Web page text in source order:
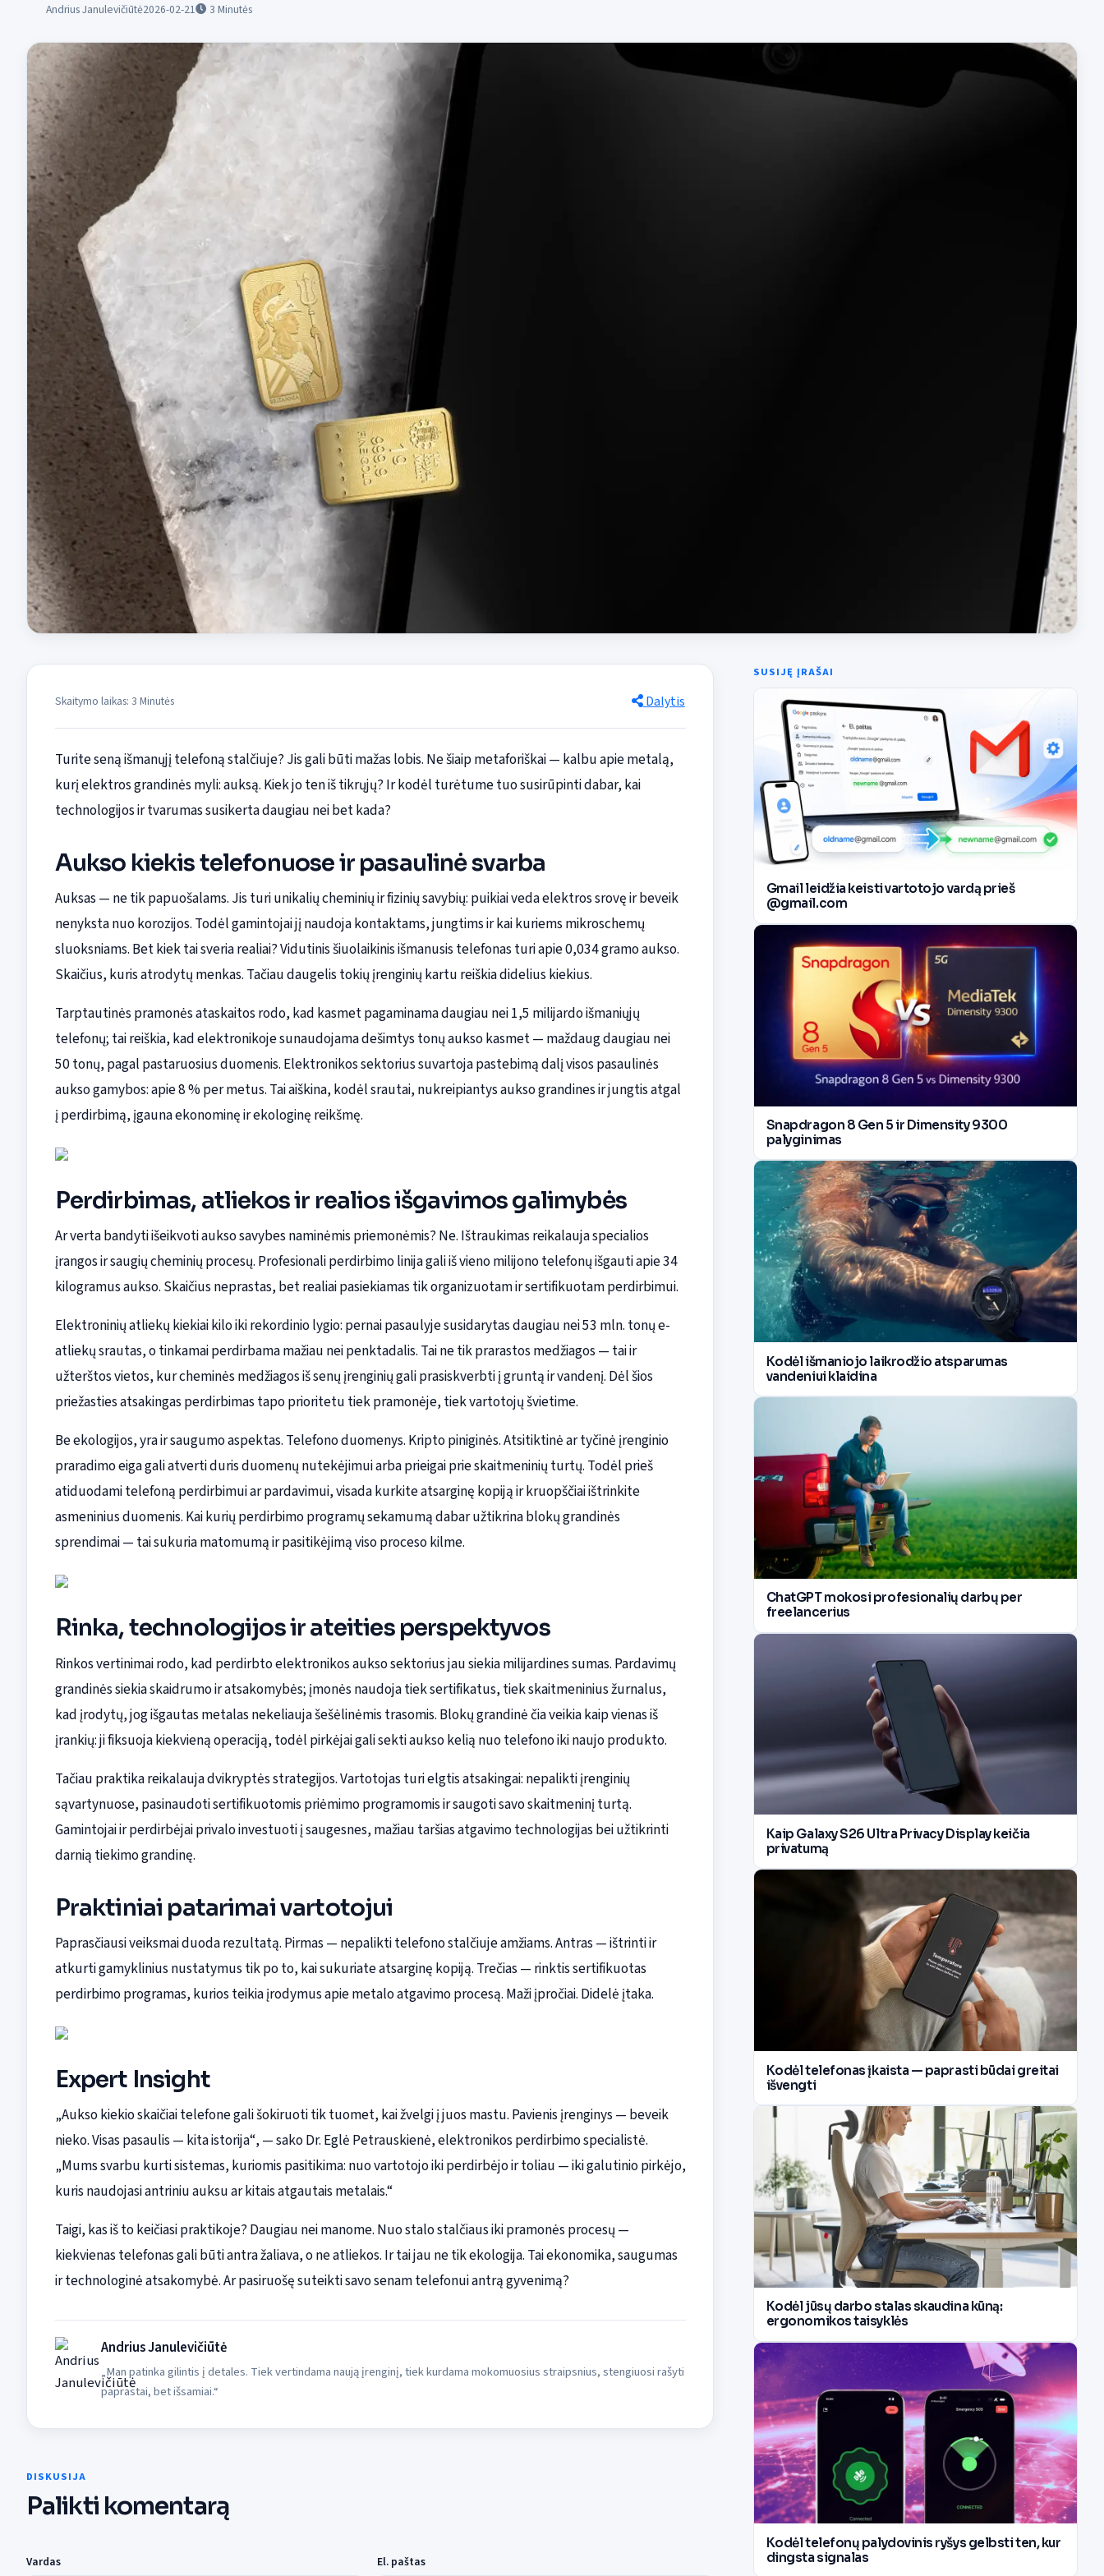
Andrius Janulevičiūtė2026-02-21 3 Minutės
Skaitymo laikas: 3 Minutės Dalytis
Turite seną išmanųjį telefoną stalčiuje? Jis gali būti mažas lobis. Ne šiaip metaforiškai — kalbu apie metalą,
kurį elektros grandinės myli: auksą. Kiek jo ten iš tikrųjų? Ir kodėl turėtume tuo susirūpinti dabar, kai
technologijos ir tvarumas susikerta daugiau nei bet kada?
Aukso kiekis telefonuose ir pasaulinė svarba
Auksas — ne tik papuošalams. Jis turi unikalių cheminių ir fizinių savybių: puikiai veda elektros srovę ir beveik
nenyksta nuo korozijos. Todėl gamintojai jį naudoja kontaktams, jungtims ir kai kuriems mikroschemų
sluoksniams. Bet kiek tai sveria realiai? Vidutinis šiuolaikinis išmanusis telefonas turi apie 0,034 gramo aukso.
Skaičius, kuris atrodytų menkas. Tačiau daugelis tokių įrenginių kartu reiškia didelius kiekius.
Tarptautinės pramonės ataskaitos rodo, kad kasmet pagaminama daugiau nei 1,5 milijardo išmaniųjų
telefonų; tai reiškia, kad elektronikoje sunaudojama dešimtys tonų aukso kasmet — maždaug daugiau nei
50 tonų, pagal pastaruosius duomenis. Elektronikos sektorius suvartoja pastebimą dalį visos pasaulinės
aukso gamybos: apie 8 % per metus. Tai aiškina, kodėl srautai, nukreipiantys aukso grandines ir jungtis atgal
į perdirbimą, įgauna ekonominę ir ekologinę reikšmę.
Perdirbimas, atliekos ir realios išgavimos galimybės
Ar verta bandyti išeikvoti aukso savybes naminėmis priemonėmis? Ne. Ištraukimas reikalauja specialios
įrangos ir saugių cheminių procesų. Profesionali perdirbimo linija gali iš vieno milijono telefonų išgauti apie 34
kilogramus aukso. Skaičius neprastas, bet realiai pasiekiamas tik organizuotam ir sertifikuotam perdirbimui.
Elektroninių atliekų kiekiai kilo iki rekordinio lygio: pernai pasaulyje susidarytas daugiau nei 53 mln. tonų e-
atliekų srautas, o tinkamai perdirbama mažiau nei penktadalis. Tai ne tik prarastos medžiagos — tai ir
užterštos vietos, kur cheminės medžiagos iš senų įrenginių gali prasiskverbti į gruntą ir vandenį. Dėl šios
priežasties atsakingas perdirbimas tapo prioritetu tiek pramonėje, tiek vartotojų švietime.
Be ekologijos, yra ir saugumo aspektas. Telefono duomenys. Kripto piniginės. Atsitiktinė ar tyčinė įrenginio
praradimo eiga gali atverti duris duomenų nutekėjimui arba prieigai prie skaitmeninių turtų. Todėl prieš
atiduodami telefoną perdirbimui ar pardavimui, visada kurkite atsarginę kopiją ir kruopščiai ištrinkite
asmeninius duomenis. Kai kurių perdirbimo programų sekamumą dabar užtikrina blokų grandinės
sprendimai — tai sukuria matomumą ir pasitikėjimą viso proceso kilme.
Rinka, technologijos ir ateities perspektyvos
Rinkos vertinimai rodo, kad perdirbto elektronikos aukso sektorius jau siekia milijardines sumas. Pardavimų
grandinės siekia skaidrumo ir atsakomybės; įmonės naudoja tiek sertifikatus, tiek skaitmeninius žurnalus,
kad įrodytų, jog išgautas metalas nekeliauja šešėlinėmis trasomis. Blokų grandinė čia veikia kaip vienas iš
įrankių: ji fiksuoja kiekvieną operaciją, todėl pirkėjai gali sekti aukso kelią nuo telefono iki naujo produkto.
Tačiau praktika reikalauja dvikryptės strategijos. Vartotojas turi elgtis atsakingai: nepalikti įrenginių
sąvartynuose, pasinaudoti sertifikuotomis priėmimo programomis ir saugoti savo skaitmeninį turtą.
Gamintojai ir perdirbėjai privalo investuoti į saugesnes, mažiau taršias atgavimo technologijas bei užtikrinti
darnią tiekimo grandinę.
Praktiniai patarimai vartotojui
Paprasčiausi veiksmai duoda rezultatą. Pirmas — nepalikti telefono stalčiuje amžiams. Antras — ištrinti ir
atkurti gamyklinius nustatymus tik po to, kai sukuriate atsarginę kopiją. Trečias — rinktis sertifikuotas
perdirbimo programas, kurios teikia įrodymus apie metalo atgavimo procesą. Maži įpročiai. Didelė įtaka.
Expert Insight
„Aukso kiekio skaičiai telefone gali šokiruoti tik tuomet, kai žvelgi į juos mastu. Pavienis įrenginys — beveik
nieko. Visas pasaulis — kita istorija“, — sako Dr. Eglė Petrauskienė, elektronikos perdirbimo specialistė.
„Mums svarbu kurti sistemas, kuriomis pasitikima: nuo vartotojo iki perdirbėjo ir toliau — iki galutinio pirkėjo,
kuris naudojasi antriniu auksu ar kitais atgautais metalais.“
Taigi, kas iš to keičiasi praktikoje? Daugiau nei manome. Nuo stalo stalčiaus iki pramonės procesų —
kiekvienas telefonas gali būti antra žaliava, o ne atliekos. Ir tai jau ne tik ekologija. Tai ekonomika, saugumas
ir technologinė atsakomybė. Ar pasiruošę suteikti savo senam telefonui antrą gyvenimą?
Andrius Janulevičiūtė
„Man patinka gilintis į detales. Tiek vertindama naują įrenginį, tiek kurdama mokomuosius straipsnius, stengiuosi rašyti
paprastai, bet išsamiai.“
DISKUSIJA
Palikti komentarą
Vardas El. paštas
SUSIJĘ ĮRAŠAI
Gmail leidžia keisti vartotojo vardą prieš
@gmail.com
Snapdragon 8 Gen 5 ir Dimensity 9300
palyginimas
Kodėl išmaniojo laikrodžio atsparumas
vandeniui klaidina
ChatGPT mokosi profesionalių darbų per
freelancerius
Kaip Galaxy S26 Ultra Privacy Display keičia
privatumą
Kodėl telefonas įkaista — paprasti būdai greitai
išvengti
Kodėl jūsų darbo stalas skaudina kūną:
ergonomikos taisyklės
Kodėl telefonų palydovinis ryšys gelbsti ten, kur
dingsta signalas